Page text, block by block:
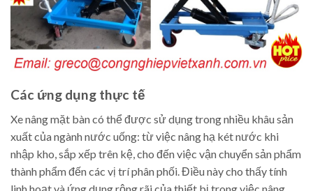
Các ứng dụng thực tế
Xe nâng mặt bàn có thể được sử dụng trong nhiều khâu sản
xuất của ngành nước uống: từ việc nâng hạ két nước khi
nhập kho, sắp xếp trên kệ, cho đến việc vận chuyển sản phẩm
thành phẩm đến các vị trí phân phối. Điều này cho thấy tính